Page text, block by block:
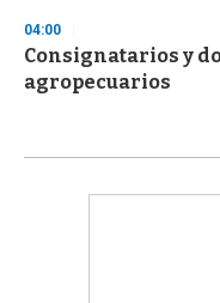
04:00
Consignatarios y
agropecuarios